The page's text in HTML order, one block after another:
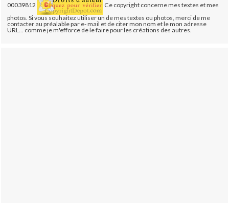
00039812
Ce copyright concerne mes textes et mes
photos. Si vous souhaitez utiliser un de mes textes ou photos, merci de me
contacter au préalable par e- mail et de citer mon nom et le mon adresse
URL... comme je m'efforce de le faire pour les créations des autres.